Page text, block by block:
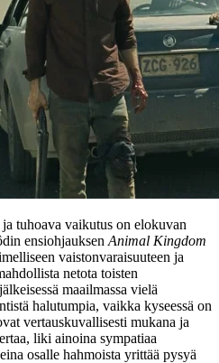
tuhoava vaikutus on elokuvan
ensiohjauksen Animal Kingdom
vaistonvaraisuuteen ja
netota toisten
maailmassa vielä
halutumpia, vaikka kyseessä on
vertauskuvallisesti mukana ja
liki ainoina sympatiaa
osalle hahmoista yrittää pysyä